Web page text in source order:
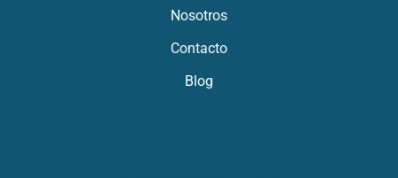
Nosotros
Contacto
Blog